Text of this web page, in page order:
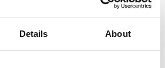
Details About
med vandringskarta
kreativa